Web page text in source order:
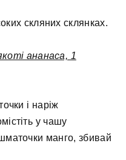
скляних склянках.
ананаса, 1
і наріж
у чашу
манго, збивай